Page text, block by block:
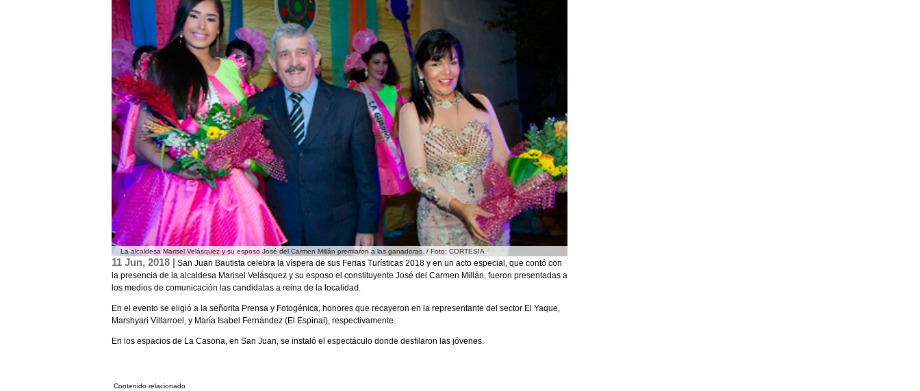
La alcaldesa Marisel Velásquez y su esposo José del Carmen Millán premiaron a las ganadoras. / Foto: CORTESIA
11 Jun, 2018 | San Juan Bautista celebra la víspera de sus Ferias Turísticas 2018 y en un acto especial, que contó con
la presencia de la alcaldesa Marisel Velásquez y su esposo el constituyente José del Carmen Millán, fueron presentadas a
los medios de comunicación las candidatas a reina de la localidad.
En el evento se eligió a la señorita Prensa y Fotogénica, honores que recayeron en la representante del sector El Yaque,
Marshyari Villarroel, y María Isabel Fernández (El Espinal), respectivamente.
En los espacios de La Casona, en San Juan, se instaló el espectáculo donde desfilaron las jóvenes.
Contenido relacionado